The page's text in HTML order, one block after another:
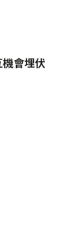
機會埋伏